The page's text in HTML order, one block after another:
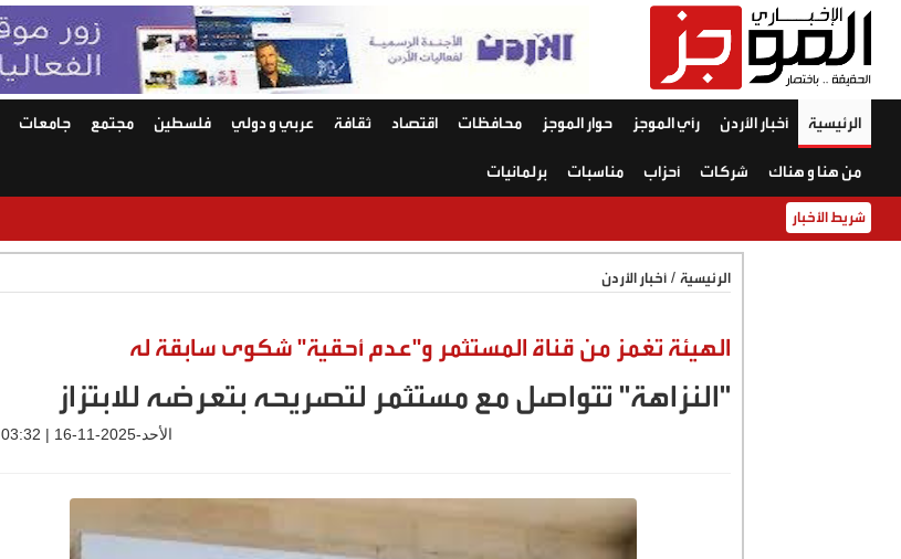
الرئيسية أخبار الأردن رأي الموجز حوار الموجز محافظات اقتصاد ثقافة عربي و دولي فلسطين مجتمع جامعات
من هنا و هناك شركات أحزاب مناسبات برلمانيات
شريط الأخبار
الرئيسية / أخبار الأردن
الهيئة تغمز من قناة المستثمر و"عدم أحقية" شكوى سابقة له
"النزاهة" تتواصل مع مستثمر لتصريحه بتعرضه للابتزاز
الأحد-2025-11-16 | 03:32 pm